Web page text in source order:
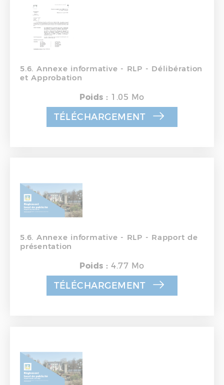
5.6. Annexe informative - RLP - Délibération
et Approbation
Poids : 1.05 Mo
TÉLÉCHARGEMENT
5.6. Annexe informative - RLP - Rapport de
présentation
Poids :4.77 Mo
TÉLÉCHARGEMENT